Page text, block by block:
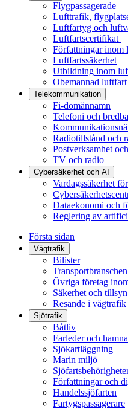
Flygpassagerade
Lufttrafik,
Luftfartyg och
Luftfartscertifikat
Författningar inom
Luftfartssäkerhet
Utbildning inom
Obemannad luftfart
Telekommunikation
Fi-domännamn
Telefoni och
Radiotillstånd och
Postverksamhet
TV och radio
Cybersäkerhet och AI
Vardagssäkerhet
Dataekonomi och
Reglering av
Första sidan
Vägtrafik
Bilister
Transportbranschen
Övriga företag
Säkerhet och
Resande i vägtrafik
Sjötrafik
Båtliv
Farleder och
Sjökartläggning
Marin miljö
Författningar och
Handelssjöfarten
Fartygspassagerare